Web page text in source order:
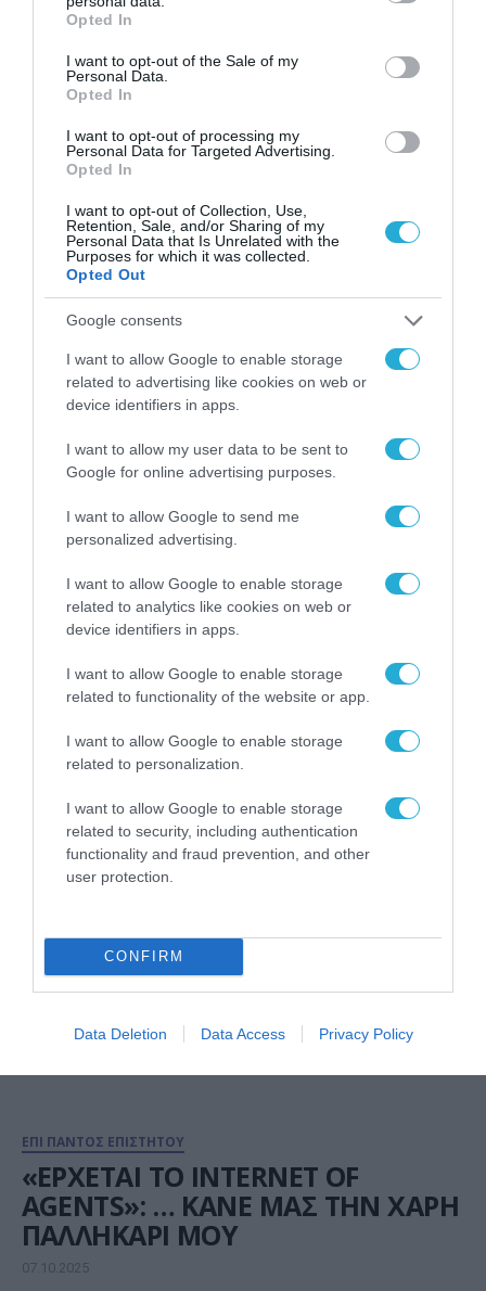
grant or deny consent to Google and its third-party tags to
use your data for below specified purposes in below Google
consent section.
Opted In
I want to opt-out of the Sale of my
Personal Data.
Opted In
I want to opt-out of processing my
Personal Data for Targeted Advertising.
Opted In
I want to opt-out of Collection, Use,
Retention, Sale, and/or Sharing of my
Personal Data that Is Unrelated with the
Purposes for which it was collected.
Opted Out
Google consents
I want to allow Google to enable storage
related to advertising like cookies on web or
device identifiers in apps.
I want to allow my user data to be sent to
Google for online advertising purposes.
I want to allow Google to send me
personalized advertising.
I want to allow Google to enable storage
related to analytics like cookies on web or
device identifiers in apps.
I want to allow Google to enable storage
related to functionality of the website or app.
I want to allow Google to enable storage
related to personalization.
I want to allow Google to enable storage
related to security, including authentication
functionality and fraud prevention, and other
user protection.
CONFIRM
Data Deletion Data Access Privacy Policy
ΕΠΙ ΠΑΝΤΟΣ ΕΠΙΣΤΗΤΟΥ
Η ΔΕΗ ΑΛΛΑΖΕΙ ΤΗΝ «ΠΙΣΤΑ» ΤΩΝ
DATA CENTERS ΚΑΙ ΜΑΖΙ ΟΛΗ ΤΗΝ
ΑΓΟΡΑ GR ICT
16.10.2025
ΕΠΙ ΠΑΝΤΟΣ ΕΠΙΣΤΗΤΟΥ
«ΤΟ ΔΙΚΤΥΟ ΕΙΝΑΙ Η ΒΑΣΗ»! ΓΙΑ
ΟΝΟΜΑ ΤΟΥ ΘΕΟΥ!! ΣΤΟ 2025
ΒΡΙΣΚΟΜΑΣΤΕ
09.10.2025
ΕΠΙ ΠΑΝΤΟΣ ΕΠΙΣΤΗΤΟΥ
«ΕΡΧΕΤΑΙ ΤΟ INTERNET OF
AGENTS»: … ΚΑΝΕ ΜΑΣ ΤΗΝ ΧΑΡΗ
ΠΑΛΛΗΚΑΡΙ ΜΟΥ
07.10.2025